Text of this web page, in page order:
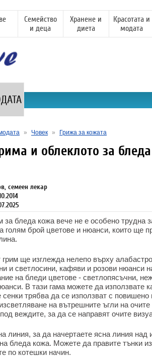
Семейство
и деца
Хранене и
диета
Красотата и
модата
» Човек » Грижа за кожата
и облеклото за бледа
семеен лекар
за бледа кожа вече не е особено трудна
голям брой цветове и нюанси, които ще
грим ще изглежда нелепо върху
и светлосини, кафяви и розови нюанси
на бледи цветове - светлопясъчни,
В тази гама можете да използвате
трябва да се използват с повишено
на вътрешните ъгли на
веждите, за да се направят очите
линия, за да начертаете ясна линия над
бледа кожа. Можете да правите тънки
по котешки начин.